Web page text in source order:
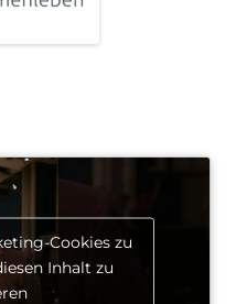
Cookies zu
Inhalt zu